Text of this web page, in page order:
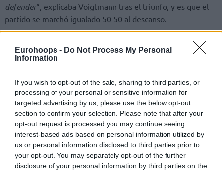
Eurohoops - Do Not Process My Personal
Information
If you wish to opt-out of the sale, sharing to third parties, or
processing of your personal or sensitive information for
targeted advertising by us, please use the below opt-out
section to confirm your selection. Please note that after your
opt-out request is processed you may continue seeing
interest-based ads based on personal information utilized by
us or personal information disclosed to third parties prior to
your opt-out. You may separately opt-out of the further
disclosure of your personal information by third parties on the
defender“, explicaba Voigtmann tras el triunfo, y es que el
partido se marchó igualado 50-50 al descanso.
De hecho, los 99 puntos fueron un nuevo récord para la
selección alemana en los Juegos Olímpicos. El equipo
sábado contra Australia.